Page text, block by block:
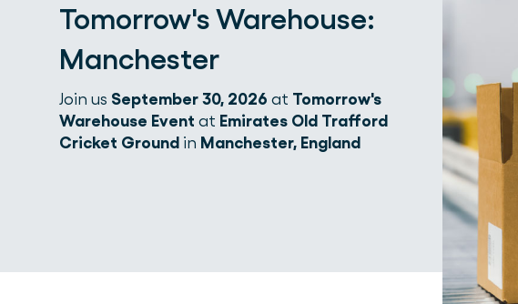
Tomorrow's Warehouse:
Manchester
Join us September 30, 2026 at Tomorrow's
Warehouse Event at Emirates Old Trafford
Cricket Ground in Manchester, England